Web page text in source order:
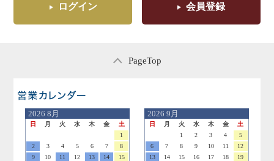
ログイン 会員登録
PageTop
2026 8月
日 月 火 水 木 金
土
1
2
3 4 5 6 7
8
9
10 11 12 13 14
15
2026 9月
日 月 火 水 木 金
土
1
2 3 4
5
6
7 8 9 10 11
12
13
14 15 16 17 18
19